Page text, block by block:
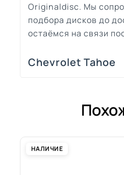
Originaldisc. Мы
подбора дисков до
остаёмся на связи
Chevrolet Tahoe
НАЛИЧИЕ